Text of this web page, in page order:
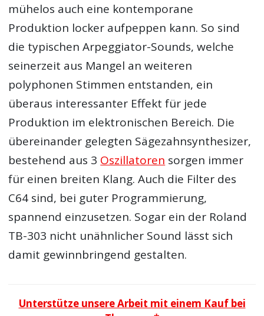
mühelos auch eine kontemporane
Produktion locker aufpeppen kann. So sind
die typischen Arpeggiator-Sounds, welche
seinerzeit aus Mangel an weiteren
polyphonen Stimmen entstanden, ein
überaus interessanter Effekt für jede
Produktion im elektronischen Bereich. Die
übereinander gelegten Sägezahnsynthesizer,
bestehend aus 3 Oszillatoren sorgen immer
für einen breiten Klang. Auch die Filter des
C64 sind, bei guter Programmierung,
spannend einzusetzen. Sogar ein der Roland
TB-303 nicht unähnlicher Sound lässt sich
damit gewinnbringend gestalten.
Unterstütze unsere Arbeit mit einem Kauf bei